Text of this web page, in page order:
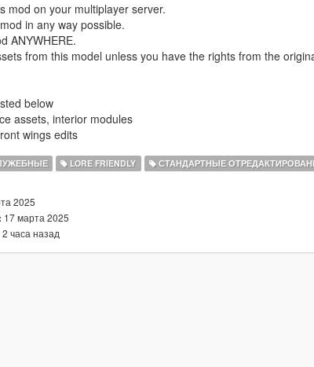
mod on your multiplayer server.
in any way possible.
ANYWHERE.
from this model unless you have the rights from the
below
assets, interior modules
wings edits
LORE FRIENDLY СТАНДАРТНЫЕ
2025
17 марта 2025
2 часа назад